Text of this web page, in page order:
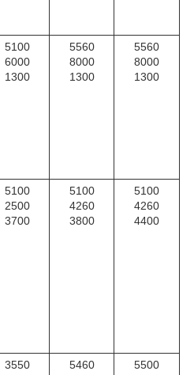
5100
6000
1300
5560
8000
1300
5560
8000
1300
5100
2500
3700
5100
4260
3800
5100
4260
4400
3550 5460
5500